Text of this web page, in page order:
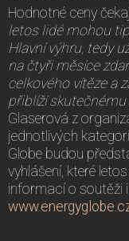
Hodnotné ceny
letos lidé mohou
Hlavní výhru, tedy
na čtyři měsíce
celkového vítěze a
přiblíží skutečnému
Glaserová z
jednotlivých
Globe budou
vyhlášení, které
informací o soutěži